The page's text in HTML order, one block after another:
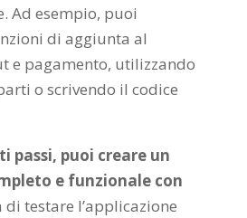
Ad esempio, puoi
di aggiunta al
e pagamento, utilizzando
o scrivendo il codice
passi, puoi creare un
e funzionale con
di testare l’applicazione